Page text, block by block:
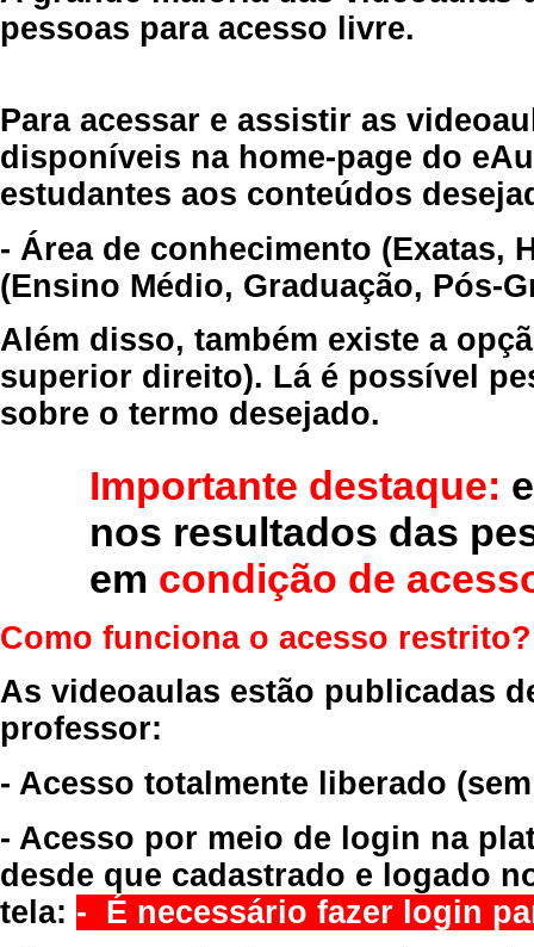
pessoas para acesso livre.
Para acessar e assistir as
disponíveis na home-page do
estudantes aos conteúdos
- Área de conhecimento (Exatas,
(Ensino Médio, Graduação, Pós-
Além disso, também existe a
superior direito). Lá é possível
sobre o termo desejado.
Importante destaque:
nos resultados das
em condição de
Como funciona o acesso restrito?
As videoaulas estão publicadas
professor:
- Acesso totalmente liberado
- Acesso por meio de login na
desde que cadastrado e logado
tela: - É necessário fazer login